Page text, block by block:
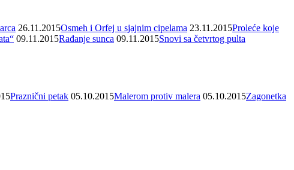
26.11.2015Osmeh i Orfej u sjajnim cipelama 23.11.2015Proleće koje
09.11.2015Rađanje sunca 09.11.2015Snovi sa četvrtog pulta
Praznični petak 05.10.2015Malerom protiv malera 05.10.2015Zagonetka